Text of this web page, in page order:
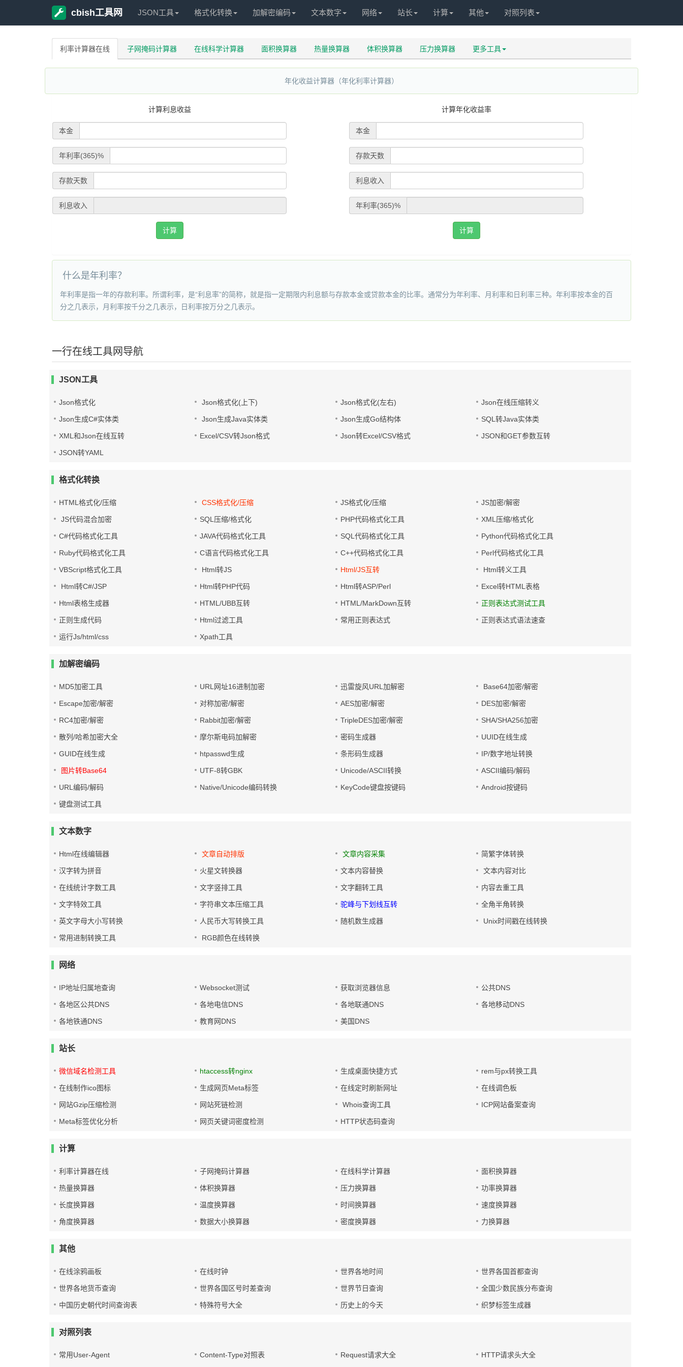
cbish工具网 JSON工具 格式化转换 加解密编码 文本数字 网络 站长 计算 其他 对照列表
利率计算器在线 子网掩码计算器 在线科学计算器 面积换算器 热量换算器 体积换算器 压力换算器 更多工具
年化收益计算器（年化利率计算器）
计算利息收益
本金
年利率(365)%
存款天数
利息收入
计算
计算年化收益率
本金
存款天数
利息收入
年利率(365)%
计算
什么是年利率？
年利率是指一年的存款利率。所谓利率，是“利息率”的简称，就是指一定期限内利息额与存款本金或贷款本金的比率。通常分为年利率、月利率和日利率三种。年利率按本金的百
分之几表示，月利率按千分之几表示，日利率按万分之几表示。
一行在线工具网导航
JSON工具
Json格式化 Json格式化(上下) Json格式化(左右) Json在线压缩转义
Json生成C#实体类 Json生成Java实体类 Json生成Go结构体 SQL转Java实体类
XML和Json在线互转 Excel/CSV转Json格式 Json转Excel/CSV格式 JSON和GET参数互转
JSON转YAML
格式化转换
HTML格式化/压缩 CSS格式化/压缩 JS格式化/压缩 JS加密/解密
JS代码混合加密 SQL压缩/格式化 PHP代码格式化工具 XML压缩/格式化
C#代码格式化工具 JAVA代码格式化工具 SQL代码格式化工具 Python代码格式化工具
Ruby代码格式化工具 C语言代码格式化工具 C++代码格式化工具 Perl代码格式化工具
VBScript格式化工具 Html转JS Html/JS互转 Html转义工具
Html转C#/JSP Html转PHP代码 Html转ASP/Perl Excel转HTML表格
Html表格生成器 HTML/UBB互转 HTML/MarkDown互转 正则表达式测试工具
正则生成代码 Html过滤工具 常用正则表达式 正则表达式语法速查
运行Js/html/css Xpath工具
加解密编码
MD5加密工具 URL网址16进制加密 迅雷旋风URL加解密 Base64加密/解密
Escape加密/解密 对称加密/解密 AES加密/解密 DES加密/解密
RC4加密/解密 Rabbit加密/解密 TripleDES加密/解密 SHA/SHA256加密
散列/哈希加密大全 摩尔斯电码加解密 密码生成器 UUID在线生成
GUID在线生成 htpasswd生成 条形码生成器 IP/数字地址转换
图片转Base64 UTF-8转GBK Unicode/ASCII转换 ASCII编码/解码
URL编码/解码 Native/Unicode编码转换 KeyCode键盘按键码 Android按键码
键盘测试工具
文本数字
Html在线编辑器 文章自动排版 文章内容采集 简繁字体转换
汉字转为拼音 火星文转换器 文本内容替换 文本内容对比
在线统计字数工具 文字竖排工具 文字翻转工具 内容去重工具
文字特效工具 字符串文本压缩工具 驼峰与下划线互转 全角半角转换
英文字母大小写转换 人民币大写转换工具 随机数生成器 Unix时间戳在线转换
常用进制转换工具 RGB颜色在线转换
网络
IP地址归属地查询 Websocket测试 获取浏览器信息 公共DNS
各地区公共DNS 各地电信DNS 各地联通DNS 各地移动DNS
各地铁通DNS 教育网DNS 美国DNS
站长
微信域名检测工具 htaccess转nginx 生成桌面快捷方式 rem与px转换工具
在线制作ico图标 生成网页Meta标签 在线定时刷新网址 在线调色板
网站Gzip压缩检测 网站死链检测 Whois查询工具 ICP网站备案查询
Meta标签优化分析 网页关键词密度检测 HTTP状态码查询
计算
利率计算器在线 子网掩码计算器 在线科学计算器 面积换算器
热量换算器 体积换算器 压力换算器 功率换算器
长度换算器 温度换算器 时间换算器 速度换算器
角度换算器 数据大小换算器 密度换算器 力换算器
其他
在线涂鸦画板 在线时钟 世界各地时间 世界各国首都查询
世界各地货币查询 世界各国区号时差查询 世界节日查询 全国少数民族分布查询
中国历史朝代时间查询表 特殊符号大全 历史上的今天 织梦标签生成器
对照列表
常用User-Agent Content-Type对照表 Request请求大全 HTTP请求头大全